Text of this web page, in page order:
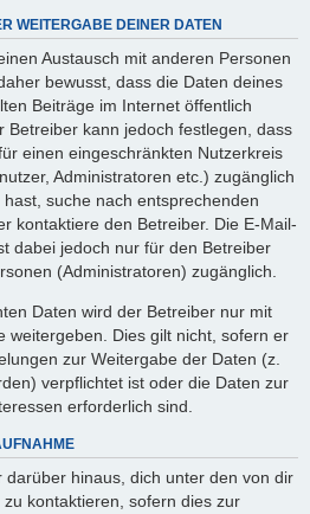
WEITERGABE DEINER DATEN
Austausch mit anderen Personen
bewusst, dass die Daten deines
Beiträge im Internet öffentlich
Betreiber kann jedoch festlegen, dass
einen eingeschränkten Nutzerkreis
Administratoren etc.) zugänglich
suche nach entsprechenden
kontaktiere den Betreiber. Die E-Mail-
dabei jedoch nur für den Betreiber
(Administratoren) zugänglich.
Daten wird der Betreiber nur mit
weitergeben. Dies gilt nicht, sofern er
zur Weitergabe der Daten (z.
verpflichtet ist oder die Daten zur
erforderlich sind.
darüber hinaus, dich unter den von dir
kontaktieren, sofern dies zur